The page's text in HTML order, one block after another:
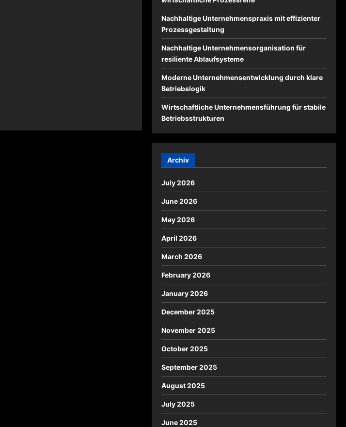
Nachhaltige Unternehmenspraxis mit effizienter
Prozessgestaltung
Nachhaltige Unternehmensorganisation für
resiliente Ablaufsysteme
Moderne Unternehmensentwicklung durch klare
Betriebslogik
Wirtschaftliche Unternehmensführung für stabile
Betriebsstrukturen
Archiv
July 2026
June 2026
May 2026
April 2026
March 2026
February 2026
January 2026
December 2025
November 2025
October 2025
September 2025
August 2025
July 2025
June 2025